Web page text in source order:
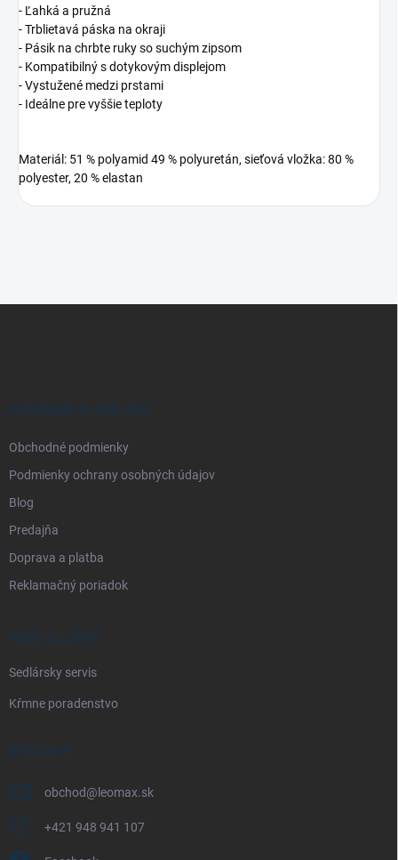
- Ľahká a pružná
- Trblietavá páska na okraji
- Pásik na chrbte ruky so suchým zipsom
- Kompatibilný s dotykovým displejom
- Vystužené medzi prstami
- Ideálne pre vyššie teploty
Materiál: 51 % polyamid 49 % polyuretán, sieťová vložka: 80 %
polyester, 20 % elastan
INFORMÁCIE PRE VÁS
Obchodné podmienky
Podmienky ochrany osobných údajov
Blog
Predajňa
Doprava a platba
Reklamačný poriadok
NAŠE SLUŽBY
Sedlársky servis
Kŕmne poradenstvo
KONTAKT
obchod@ leomax.sk
+421 948 941 107